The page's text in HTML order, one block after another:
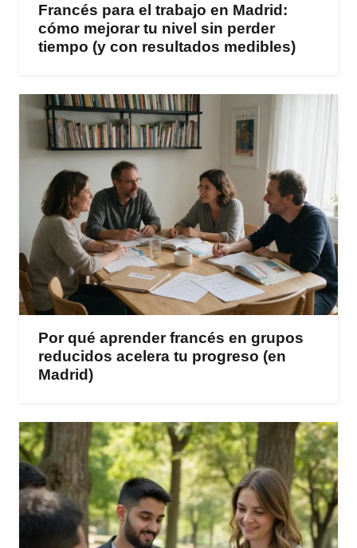
Francés para el trabajo en Madrid:
cómo mejorar tu nivel sin perder
tiempo (y con resultados medibles)
Por qué aprender francés en grupos
reducidos acelera tu progreso (en
Madrid)